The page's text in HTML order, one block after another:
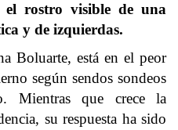
el rostro visible de una
y de izquierdas.
Boluarte, está en el peor
según sendos sondeos
Mientras que crece la
su respuesta ha sido